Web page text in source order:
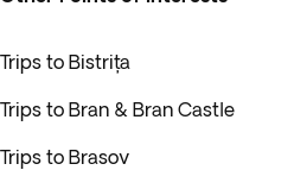
Trips to Bistrița
Trips to Bran & Bran Castle
Trips to Brasov